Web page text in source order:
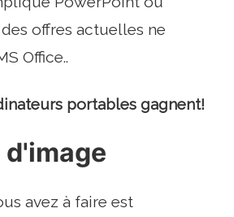
offres actuelles ne
Office..
portables gagnent!
avez à faire est